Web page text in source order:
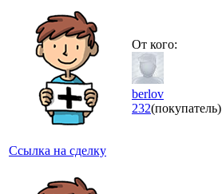
Ссылка на сделку
От кого:
berlov
232(покупатель)